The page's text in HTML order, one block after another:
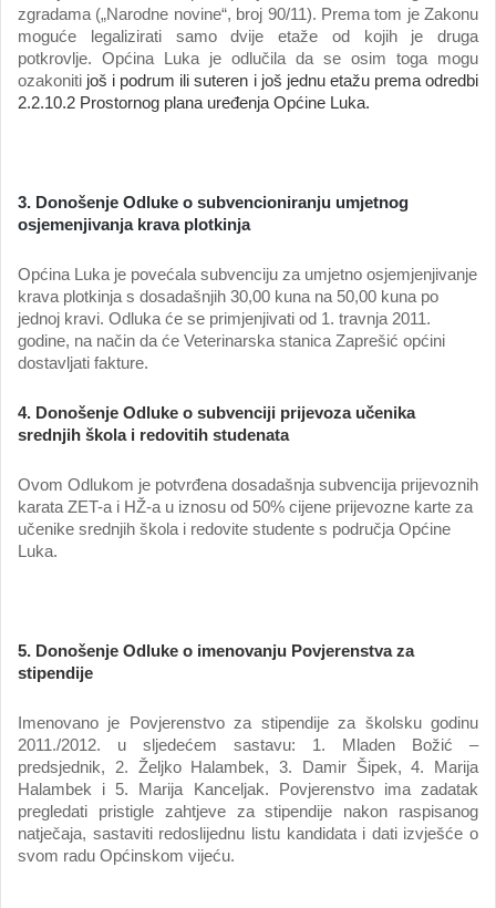
zgradama („Narodne novine“, broj 90/11). Prema tom je Zakonu
moguće legalizirati samo dvije etaže od kojih je druga
potkrovlje. Općina Luka je odlučila da se osim toga mogu
ozakoniti još i podrum ili suteren i još jednu etažu prema odredbi
2.2.10.2 Prostornog plana uređenja Općine Luka.
3. Donošenje Odluke o subvencioniranju umjetnog
osjemenjivanja krava plotkinja
Općina Luka je povećala subvenciju za umjetno osjemjenjivanje
krava plotkinja s dosadašnjih 30,00 kuna na 50,00 kuna po
jednoj kravi. Odluka će se primjenjivati od 1. travnja 2011.
godine, na način da će Veterinarska stanica Zaprešić općini
dostavljati fakture.
4. Donošenje Odluke o subvenciji prijevoza učenika
srednjih škola i redovitih studenata
Ovom Odlukom je potvrđena dosadašnja subvencija prijevoznih
karata ZET-a i HŽ-a u iznosu od 50% cijene prijevozne karte za
učenike srednjih škola i redovite studente s područja Općine
Luka.
5. Donošenje Odluke o imenovanju Povjerenstva za
stipendije
Imenovano je Povjerenstvo za stipendije za školsku godinu
2011./2012. u sljedećem sastavu: 1. Mladen Božić –
predsjednik, 2. Željko Halambek, 3. Damir Šipek, 4. Marija
Halambek i 5. Marija Kanceljak. Povjerenstvo ima zadatak
pregledati pristigle zahtjeve za stipendije nakon raspisanog
natječaja, sastaviti redoslijednu listu kandidata i dati izvješće o
svom radu Općinskom vijeću.